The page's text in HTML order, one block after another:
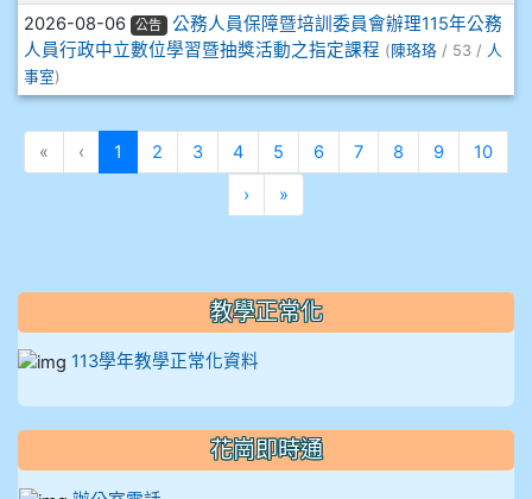
914王苡澄
2026-08-06 公告
公務人員保障暨培訓委員會辦理115年公務
人員行政中立數位學習暨抽獎活動之指定課程 (陳珞珞 / 53 / 人
事室)
« ‹ 1 (目前頁次)
2 3 4 5 6 7 8 9
10
›下一頁
»最後頁
教學正常化
113學年教學正常化資料
花崗即時通